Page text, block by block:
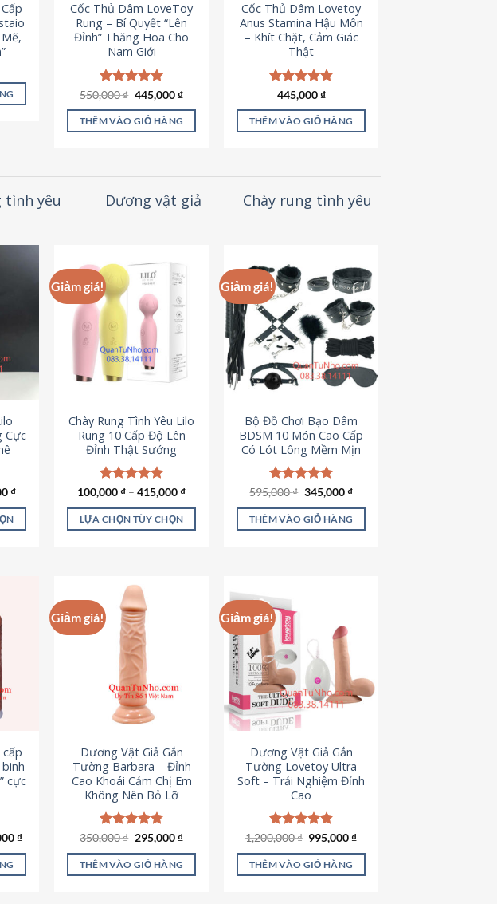
Cốc Thủ Dâm LoveToy
Rung – Bí Quyết “Lên
Đỉnh” Thăng Hoa Cho
Nam Giới
Được xếp
hạng5.00
5 sao
550,000₫ Giá
là:
550,000 ₫.
445,000₫Giá
tại
là:
THÊM VÀO GIỎ HÀNG
Cốc Thủ Dâm Lovetoy
Anus Stamina Hậu Môn
– Khít Chặt, Cảm Giác
Thật
Được xếp
hạng4.84
5 sao
445,000₫
THÊM VÀO GIỎ HÀNG
yêu Dương vật giả Chày rung tình yêu
Cực
₫
Giảm giá!
Chày Rung Tình Yêu Lilo
Rung 10 Cấp Độ Lên
Đỉnh Thật Sướng
Được xếp
5 sao
100,000₫ – 415,000₫
LỰA CHỌN TÙY CHỌN
có
nhiều
biến
thể.
Các
tùy
chọn
có
được
chọn
trên
trang
sản
phẩm
Giảm giá!
Bộ Đồ Chơi Bạo Dâm
BDSM 10 Món Cao Cấp
Có Lót Lông Mềm Mịn
Được xếp
5 sao
595,000₫ Giá
là:
595,000 ₫.
345,000₫Giá
tại
là:
THÊM VÀO GIỎ HÀNG
cực
₫.
₫Giá
tại
Giảm giá!
Dương Vật Giả Gắn
Tường Barbara – Đỉnh
Cao Khoái Cảm Chị Em
Không Nên Bỏ Lỡ
Được xếp
5 sao
350,000₫ Giá
là:
350,000 ₫.
295,000₫Giá
tại
là:
THÊM VÀO GIỎ HÀNG
Giảm giá!
Dương Vật Giả Gắn
Tường Lovetoy Ultra
Soft – Trải Nghiệm Đỉnh
Cao
Được xếp
5 sao
1,200,000₫ Giá
là:
1,200,000 ₫.
995,000₫Giá
tại
THÊM VÀO GIỎ HÀNG